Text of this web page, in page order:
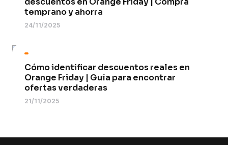
temprano y ahorra
24/11/2025
Cómo identificar descuentos reales en
Orange Friday | Guía para encontrar
ofertas verdaderas
21/11/2025